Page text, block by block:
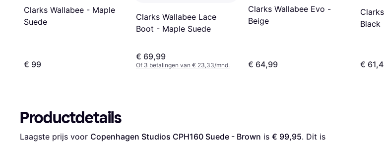
Clarks Wallabee - Maple
Suede
€ 99
Clarks Wallabee Lace
Boot - Maple Suede
€ 69,99
Of 3 betalingen van € 23,33/mnd.
Clarks Wallabee Evo -
Beige
€ 64,99
Black
€
Productdetails
Laagste prijs voor Copenhagen Studios CPH160 Suede - Brown is € 99,95. Dit is